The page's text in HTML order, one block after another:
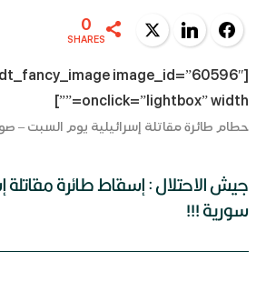
Facebook
LinkedIn
Twitter
0
SHARES
[dt_fancy_image image_id=”60596″
onclick=”lightbox” width=””]
حطام طائرة مقاتلة إسرائيلية يوم السبت –
جيش الاحتلال : إسقاط طائرة مقاتلة
سورية !!!